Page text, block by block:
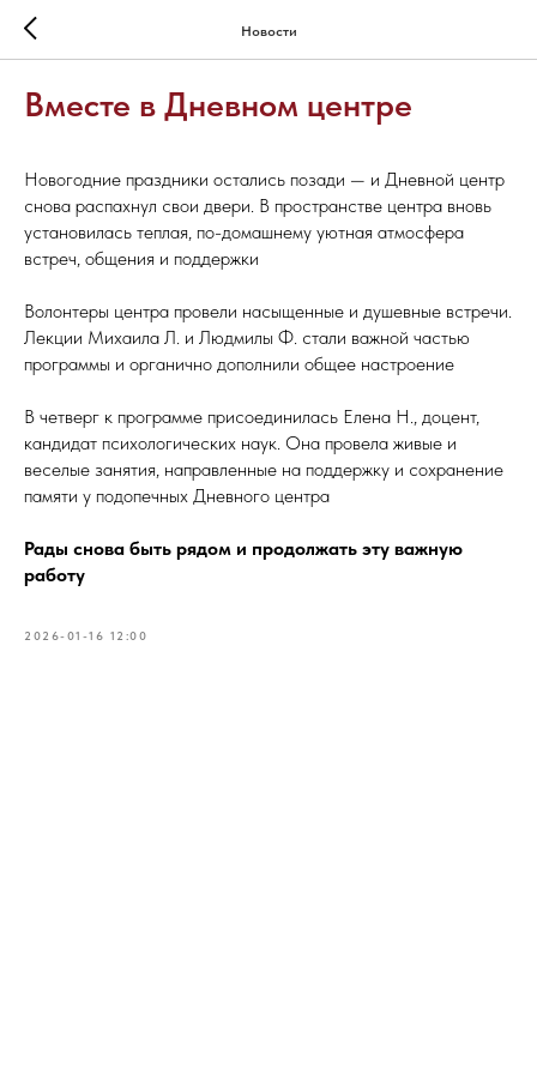
Новости
Вместе в Дневном центре
Новогодние праздники остались позади — и Дневной центр
снова распахнул свои двери. В пространстве центра вновь
установилась теплая, по-домашнему уютная атмосфера
встреч, общения и поддержки
Волонтеры центра провели насыщенные и душевные встречи.
Лекции Михаила Л. и Людмилы Ф. стали важной частью
программы и органично дополнили общее настроение
В четверг к программе присоединилась Елена Н., доцент,
кандидат психологических наук. Она провела живые и
веселые занятия, направленные на поддержку и сохранение
памяти у подопечных Дневного центра
Рады снова быть рядом и продолжать эту важную
работу
2026-01-16 12:00